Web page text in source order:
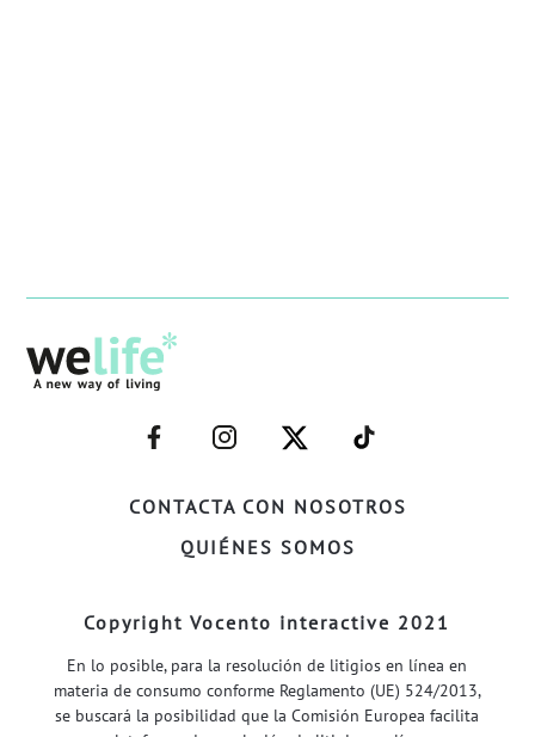
CONTACTA CON NOSOTROS
QUIÉNES SOMOS
–
FACEBOOK–
–
INSTAGRAM–
–
TWITTER–
–
WELIFE–
Copyright Vocento interactive 2021
En lo posible, para la resolución de litigios en línea en
materia de consumo conforme Reglamento (UE) 524/2013,
se buscará la posibilidad que la Comisión Europea facilita